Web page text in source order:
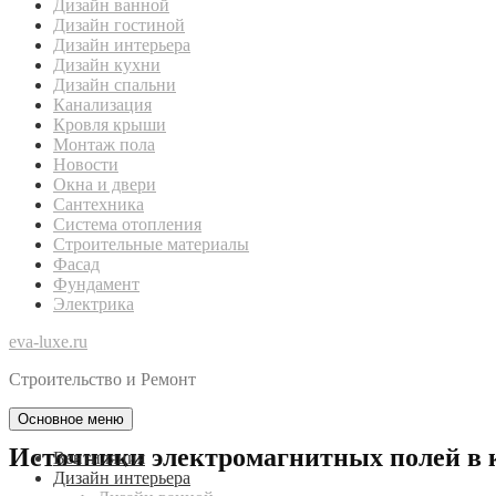
Дизайн ванной
Дизайн гостиной
Дизайн интерьера
Дизайн кухни
Дизайн спальни
Канализация
Кровля крыши
Монтаж пола
Новости
Окна и двери
Сантехника
Система отопления
Строительные материалы
Фасад
Фундамент
Электрика
eva-luxe.ru
Строительство и Ремонт
Основное меню
Вентиляция
Дизайн интерьера
Источники электромагнитных полей в